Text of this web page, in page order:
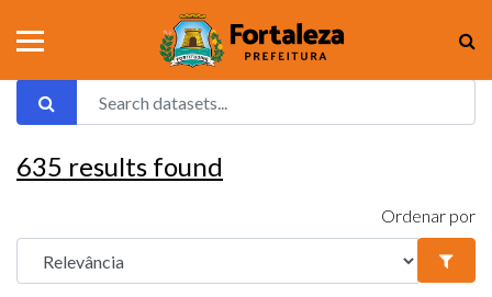
635 results found
Ordenar por